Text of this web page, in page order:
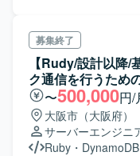
募集終了
【Rudy/設計以降
ク通信を行うため
〜500,000円/
大阪市（大阪府）
サーバーエンジニ
Ruby ・ DynamoDB